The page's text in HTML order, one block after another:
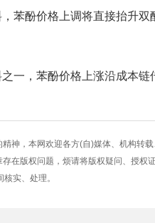
苯酚价格上调将直接抬升
一，苯酚价格上涨沿成本
精神，本网欢迎各方(自)媒体、机构转
在版权问题，烦请将版权疑问、授权
核实、处理。